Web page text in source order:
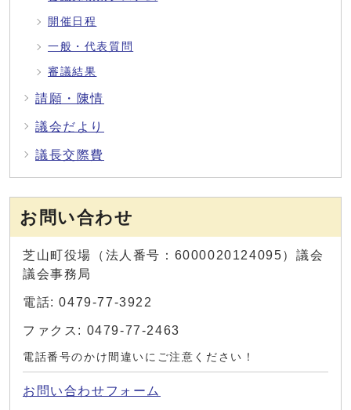
開催日程
一般・代表質問
審議結果
請願・陳情
議会だより
議長交際費
お問い合わせ
芝山町役場（法人番号：6000020124095）議会
議会事務局
電話: 0479-77-3922
ファクス: 0479-77-2463
電話番号のかけ間違いにご注意ください！
お問い合わせフォーム